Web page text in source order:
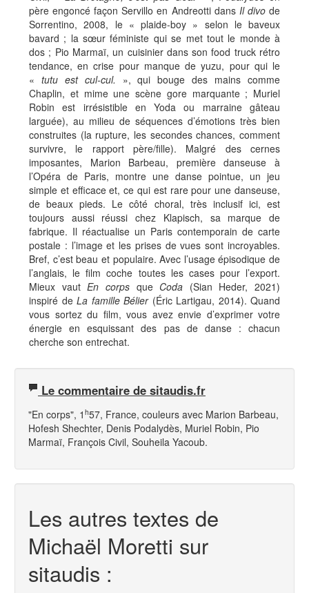
père engoncé façon Servillo en Andreotti dans Il divode
Sorrentino, 2008, le « plaide-boy » selon le baveux
bavard ; la sœur féministe qui se met tout le monde à
dos ; Pio Marmaï, un cuisinier dans son food truck rétro
tendance, en crise pour manque de yuzu, pour qui le
« tutu est cul-cul. », qui bouge des mains comme
Chaplin, et mime une scène gore marquante ; Muriel
Robin est irrésistible en Yoda ou marraine gâteau
larguée), au milieu de séquences d’émotions très bien
construites (la rupture, les secondes chances, comment
survivre, le rapport père/fille). Malgré des cernes
imposantes, Marion Barbeau, première danseuse à
l’Opéra de Paris, montre une danse pointue, un jeu
simple et efficace et, ce qui est rare pour une danseuse,
de beaux pieds. Le côté choral, très inclusif ici, est
toujours aussi réussi chez Klapisch, sa marque de
fabrique. Il réactualise un Paris contemporain de carte
postale : l’image et les prises de vues sont incroyables.
Bref, c’est beau et populaire. Avec l’usage épisodique de
l’anglais, le film coche toutes les cases pour l’export.
Mieux vautEn corps que Coda (Sian Heder, 2021)
inspiré de La famille Bélier (Éric Lartigau, 2014). Quand
vous sortez du film, vous avez envie d’exprimer votre
énergie en esquissant des pas de danse : chacun
cherche son entrechat.
Le commentaire de sitaudis.fr
"En corps", 1 h57, France, couleurs avec Marion Barbeau,
Hofesh Shechter, Denis Podalydès, Muriel Robin, Pio
Marmaï, François Civil, Souheila Yacoub.
Les autres textes de
Michaël Moretti sur
sitaudis :